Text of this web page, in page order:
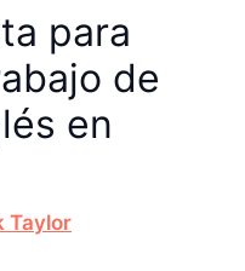
para
de
en
Taylor